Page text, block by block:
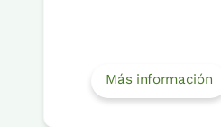
Más información